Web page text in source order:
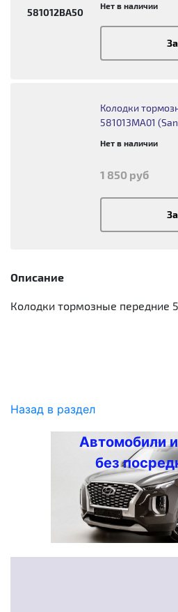
581012BA50
Нет в наличии
Колодки
581013MA01
Нет в наличии
1 850 руб
Описание
Колодки тормозные передние
Назад в раздел
Автомобили
без